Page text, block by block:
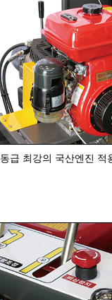
동급 최강의 국산엔진 적